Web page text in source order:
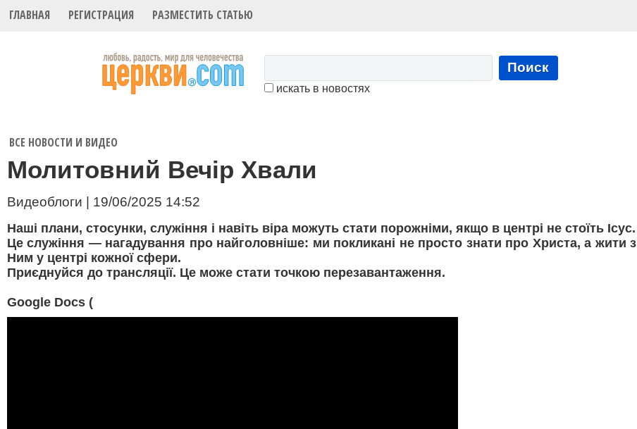
ГЛАВНАЯ РЕГИСТРАЦИЯ РАЗМЕСТИТЬ СТАТЬЮ
Поиск
искать в новостях
ВСЕ НОВОСТИ И ВИДЕО
Молитовний Вечір Хвали
Видеоблоги | 19/06/2025 14:52
Наші плани, стосунки, служіння і навіть віра можуть стати порожніми, якщо в центрі не стоїть Ісус.
Це служіння — нагадування про найголовніше: ми покликані не просто знати про Христа, а жити з
Ним у центрі кожної сфери.
Приєднуйся до трансляції. Це може стати точкою перезавантаження.
Google Docs (